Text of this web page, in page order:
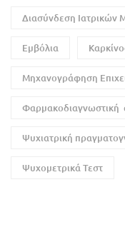
Διασύνδεση Ιατρικών
Εμβόλια
Μηχανογράφηση
Φαρμακοδιαγνωστική
Ψυχιατρική
Ψυχομετρικά Τεστ